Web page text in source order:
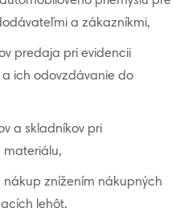
a zákazníkmi,
predaja pri evidencii
a ich odovzdávanie do
a skladníkov pri
materiálu,
znížením nákupných
lehôt,